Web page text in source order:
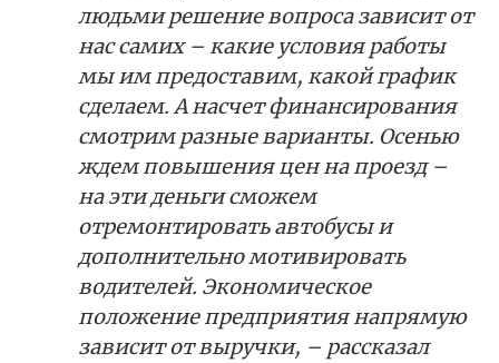
людьми решение вопроса зависит от
нас самих – какие условия работы
мы им предоставим, какой график
сделаем. А насчет финансирования
смотрим разные варианты. Осенью
ждем повышения цен на проезд –
на эти деньги сможем
отремонтировать автобусы и
дополнительно мотивировать
водителей. Экономическое
положение предприятия напрямую
зависит от выручки, – рассказал